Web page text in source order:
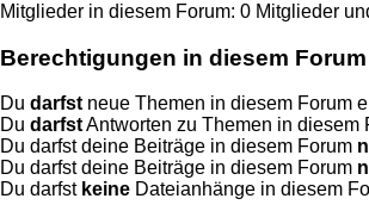
Mitglieder in diesem Forum: 0 Mitglieder
Berechtigungen in diesem Forum
Du darfstneue Themen in diesem Forum
Du darfstAntworten zu Themen in diesem
Du darfst deine Beiträge in diesem Forum
Du darfst deine Beiträge in diesem Forum
Du darfst keine Dateianhänge in diesem